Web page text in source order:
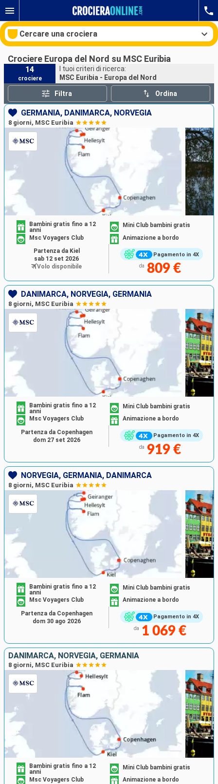
Cercare una crociera
Le nostre destinazioni
Mesi di partenza
Porti Compagnie
Ricerca
Crociere Europa del Nord su MSC Euribia
14
crociere
I tuoi criteri di ricerca:
MSC Euribia - Europa del Nord
Filtra Ordina
GERMANIA, DANIMARCA, NORVEGIA
8 giorni, MSC Euribia
Pagamento in 4X
Bambini gratis fino a 12
anni
Mini Club bambini gratis
Msc Voyagers Club
Animazione a bordo
da 809 €
Partenza da Kiel
sab 12 set 2026
Volo disponibile
DANIMARCA, NORVEGIA, GERMANIA
8 giorni, MSC Euribia
Pagamento in 4X
Bambini gratis fino a 12
anni
Mini Club bambini gratis
Msc Voyagers Club
Animazione a bordo
da 919 €
Partenza da Copenhagen
dom 27 set 2026
NORVEGIA, GERMANIA, DANIMARCA
8 giorni, MSC Euribia
Pagamento in 4X
Bambini gratis fino a 12
anni
Mini Club bambini gratis
Msc Voyagers Club
Animazione a bordo
da 1 069 €
Partenza da Copenhagen
dom 30 ago 2026
DANIMARCA, NORVEGIA, GERMANIA
8 giorni, MSC Euribia
Bambini gratis fino a 12
anni
Mini Club bambini gratis
Msc Voyagers Club
Animazione a bordo